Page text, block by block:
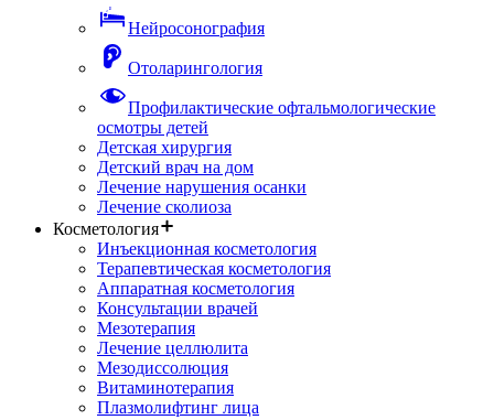
Нейросонография
Отоларингология
Профилактические офтальмологические
осмотры детей
Детская хирургия
Детский врач на дом
Лечение нарушения осанки
Лечение сколиоза
Косметология
Инъекционная косметология
Терапевтическая косметология
Аппаратная косметология
Консультации врачей
Мезотерапия
Лечение целлюлита
Мезодиссолюция
Витаминотерапия
Плазмолифтинг лица